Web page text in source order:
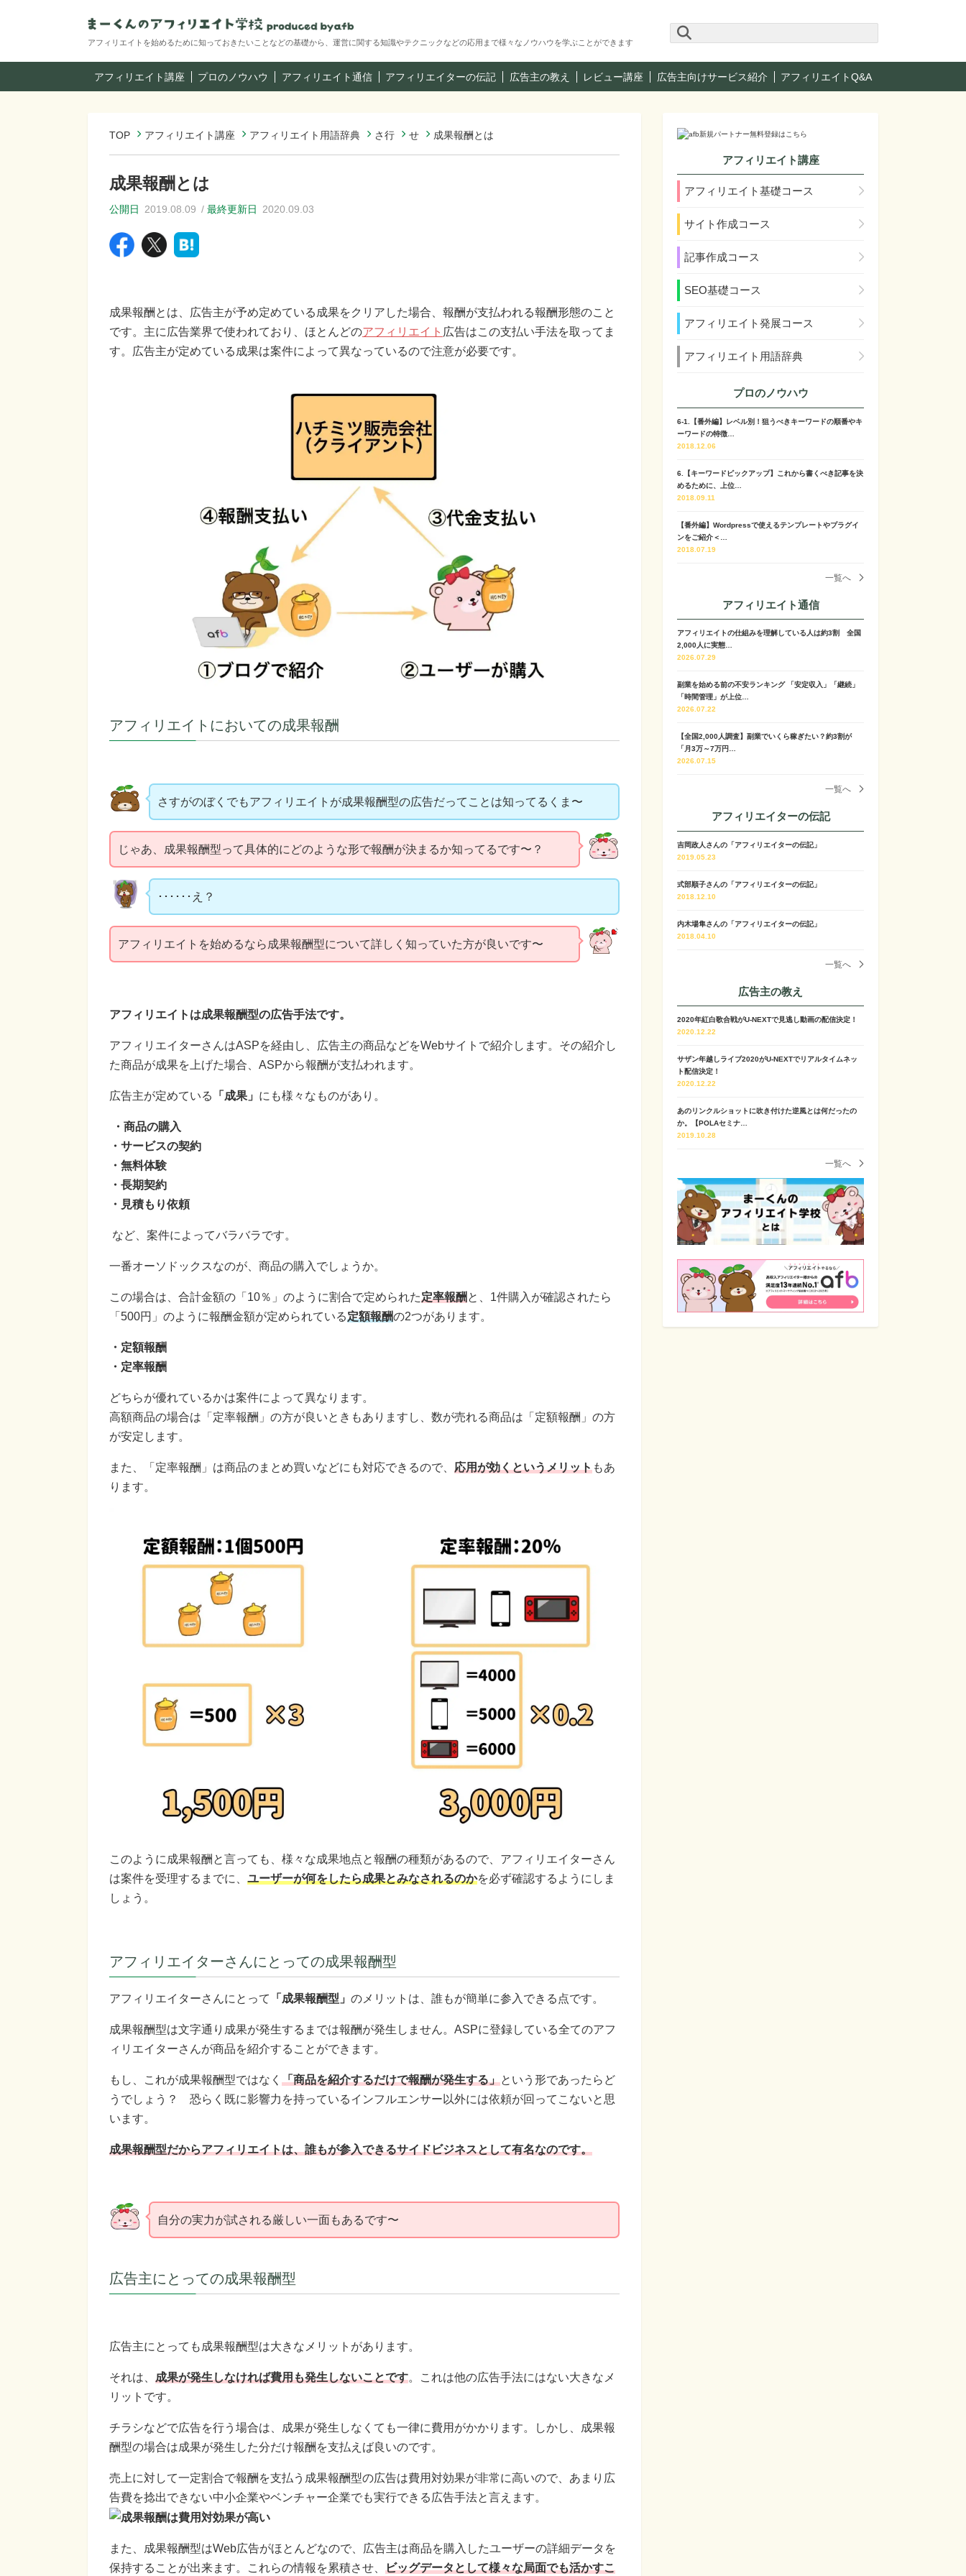
アフィリエイトを始めるために知っておきたいことなどの基礎から、運営に関する知識やテクニックなどの応用まで様々なノウハウを学ぶことができます
アフィリエイト講座 プロのノウハウ アフィリエイト通信 アフィリエイターの伝記 広告主の教え レビュー講座 広告主向けサービス紹介 アフィリエイトQ&A
TOP アフィリエイト講座 アフィリエイト用語辞典 さ行 せ 成果報酬とは
成果報酬とは
公開日 2019.08.09 最終更新日 2020.09.03
成果報酬とは、広告主が予め定めている成果をクリアした場合、報酬が支払われる報酬形態のこと
です。主に広告業界で使われており、ほとんどのアフィリエイト 広告はこの支払い手法を取ってま
す。広告主が定めている成果は案件によって異なっているので注意が必要です。
アフィリエイトにおいての成果報酬
さすがのぼくでもアフィリエイトが成果報酬型の広告だってことは知ってるくま〜
じゃあ、成果報酬型って具体的にどのような形で報酬が決まるか知ってるです〜？
･･････え？
アフィリエイトを始めるなら成果報酬型について詳しく知っていた方が良いです〜
アフィリエイトは成果報酬型の広告手法です。
アフィリエイターさんはASPを経由し、広告主の商品などをWebサイトで紹介します。その紹介し
た商品が成果を上げた場合、ASPから報酬が支払われます。
広告主が定めている 「成果」 にも様々なものがあり。
・商品の購入
・サービスの契約
・無料体験
・長期契約
・見積もり依頼
など、案件によってバラバラです。
一番オーソドックスなのが、商品の購入でしょうか。
この場合は、合計金額の「10％」のように割合で定められた定率報酬 と、1件購入が確認されたら
「500円」のように報酬金額が定められている定額報酬の2つがあります。
・定額報酬
・定率報酬
どちらが優れているかは案件によって異なります。
高額商品の場合は「定率報酬」の方が良いときもありますし、数が売れる商品は「定額報酬」の方
が安定します。
また、「定率報酬」は商品のまとめ買いなどにも対応できるので、 応用が効くというメリットもあ
ります。
このように成果報酬と言っても、様々な成果地点と報酬の種類があるので、アフィリエイターさん
は案件を受理するまでに、 ユーザーが何をしたら成果とみなされるのかを必ず確認するようにしま
しょう。
アフィリエイターさんにとっての成果報酬型
アフィリエイターさんにとって 「成果報酬型」 のメリットは、誰もが簡単に参入できる点です。
成果報酬型は文字通り成果が発生するまでは報酬が発生しません。ASPに登録している全てのアフ
ィリエイターさんが商品を紹介することができます。
もし、これが成果報酬型ではなく 「商品を紹介するだけで報酬が発生する」という形であったらど
うでしょう？ 恐らく既に影響力を持っているインフルエンサー以外には依頼が回ってこないと思
います。
成果報酬型だからアフィリエイトは、誰もが参入できるサイドビジネスとして有名なのです。
自分の実力が試される厳しい一面もあるです〜
広告主にとっての成果報酬型
広告主にとっても成果報酬型は大きなメリットがあります。
それは、 成果が発生しなければ費用も発生しないことです。これは他の広告手法にはない大きなメ
リットです。
チラシなどで広告を行う場合は、成果が発生しなくても一律に費用がかかります。しかし、成果報
酬型の場合は成果が発生した分だけ報酬を支払えば良いのです。
売上に対して一定割合で報酬を支払う成果報酬型の広告は費用対効果が非常に高いので、あまり広
告費を捻出できない中小企業やベンチャー企業でも実行できる広告手法と言えます。
また、成果報酬型はWeb広告がほとんどなので、広告主は商品を購入したユーザーの詳細データを
保持することが出来ます。これらの情報を累積させ、 ビッグデータとして様々な局面でも活かすこ
アフィリエイト講座
アフィリエイト基礎コース
サイト作成コース
記事作成コース
SEO基礎コース
アフィリエイト発展コース
アフィリエイト用語辞典
プロのノウハウ
6-1.【番外編】レベル別！狙うべきキーワードの順番やキ
ーワードの特徴…
2018.12.06
6.【キーワードピックアップ】これから書くべき記事を決
めるために、上位…
2018.09.11
【番外編】Wordpressで使えるテンプレートやプラグイ
ンをご紹介＜…
2018.07.19
一覧へ
アフィリエイト通信
アフィリエイトの仕組みを理解している人は約3割 全国
2,000人に実態…
2026.07.29
副業を始める前の不安ランキング 「安定収入」「継続」
「時間管理」が上位…
2026.07.22
【全国2,000人調査】副業でいくら稼ぎたい？約3割が
「月3万～7万円…
2026.07.15
一覧へ
アフィリエイターの伝記
吉岡政人さんの「アフィリエイターの伝記」
2019.05.23
式部順子さんの「アフィリエイターの伝記」
2018.12.10
内木場隼さんの「アフィリエイターの伝記」
2018.04.10
一覧へ
広告主の教え
2020年紅白歌合戦がU-NEXTで見逃し動画の配信決定！
2020.12.22
サザン年越しライブ2020がU-NEXTでリアルタイムネッ
ト配信決定！
2020.12.22
あのリンクルショットに吹き付けた逆風とは何だったの
か。【POLAセミナ…
2019.10.28
一覧へ